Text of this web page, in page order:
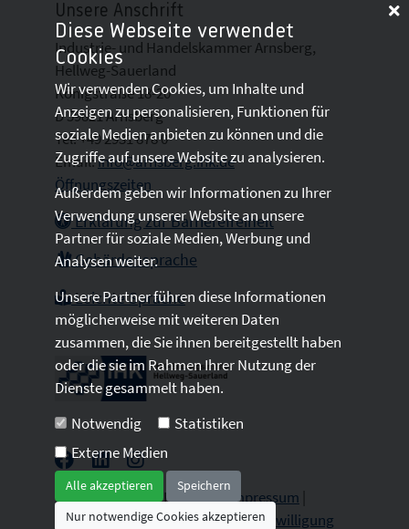
Unsere Anschrift
Industrie- und Handelskammer Arnsberg,
Hellweg-Sauerland
Königstraße 18-20
D 59821 Arnsberg
Tel: +49 2931 878 0
Email:info@arnsberg.ihk.de
Öffnungszeiten
Erklärung zur Barrierefreiheit
Gebärdensprache
Leichte Sprache
2026 © All Rights Reserved.Impressum
Datenschutz|Sitemap|Cookie-Einwilligung
Diese Webseite verwendet
Cookies
Wir verwenden Cookies, um Inhalte und
Anzeigen zu personalisieren, Funktionen für
soziale Medien anbieten zu können und die
Zugriffe auf unsere Website zu analysieren.
Außerdem geben wir Informationen zu Ihrer
Verwendung unserer Website an unsere
Partner für soziale Medien, Werbung und
Analysen weiter.
Unsere Partner führen diese Informationen
möglicherweise mit weiteren Daten
zusammen, die Sie ihnen bereitgestellt haben
oder die sie im Rahmen Ihrer Nutzung der
Dienste gesammelt haben.
Notwendig
Statistiken
Externe Medien
Alle akzeptieren
Speichern
Nur notwendige Cookies akzeptieren